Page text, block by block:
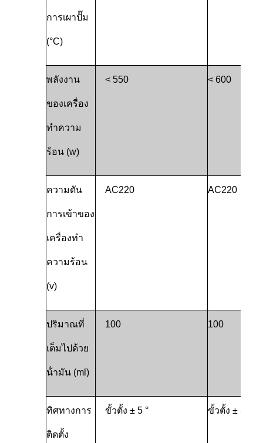
การเผาปั๊ม
(°C)
พลังงาน
ของเครื่อง
ทําความ
ร้อน (w)
< 550 < 600
ความดัน
การเข้าของ
เครื่องทํา
ความร้อน
(v)
AC220 AC220
ปริมาณที่
เต็มไปด้วย
น้ํามัน (ml)
100 100
ทิศทางการ
ติดตั้ง
ขั้วตั้ง ± 5 ° ขั้วตั้ง ± 5 °